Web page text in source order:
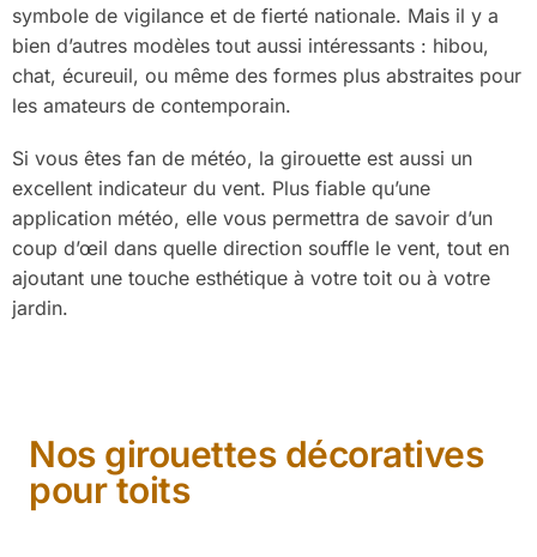
symbole de vigilance et de fierté nationale. Mais il y a
bien d’autres modèles tout aussi intéressants : hibou,
chat, écureuil, ou même des formes plus abstraites pour
les amateurs de contemporain.
Si vous êtes fan de météo, la girouette est aussi un
excellent indicateur du vent. Plus fiable qu’une
application météo, elle vous permettra de savoir d’un
coup d’œil dans quelle direction souffle le vent, tout en
ajoutant une touche esthétique à votre toit ou à votre
jardin.
Nos girouettes décoratives
pour toits